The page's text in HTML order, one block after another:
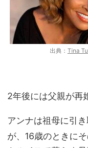
出典： Tina
2年後には父親が再
アンナは祖母に引
が、16歳のときに